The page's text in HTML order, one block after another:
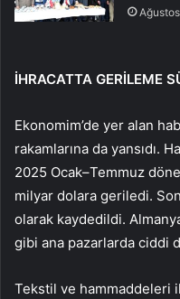
İHRACATTA GERİLEME
Ekonomim’de yer alan
rakamlarına da yansıdı.
2025 Ocak–Temmuz
milyar dolara geriledi.
olarak kaydedildi.
gibi ana pazarlarda ciddi
Tekstil ve hammaddeleri